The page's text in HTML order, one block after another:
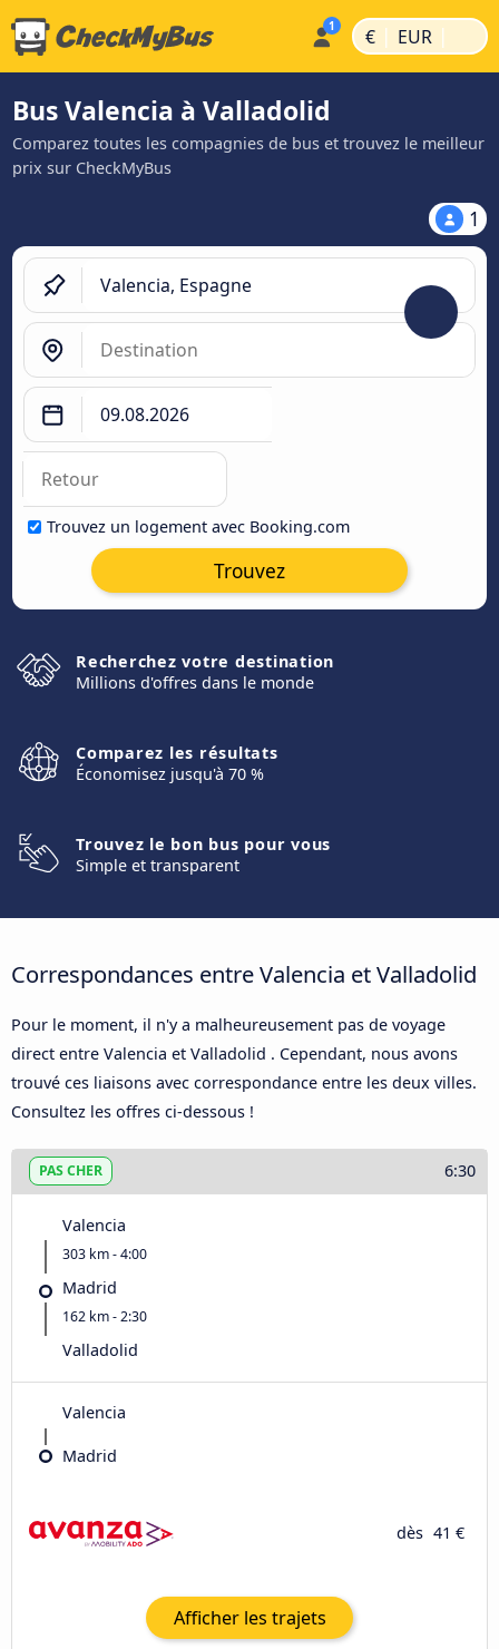
€ | EUR |
Bus Valencia à Valladolid
Comparez toutes les compagnies de bus et trouvez le meilleur
prix sur CheckMyBus
1
Trouvez un logement avec Booking.com
Trouvez
Recherchez votre destination
Millions d'offres dans le monde
Comparez les résultats
Économisez jusqu'à 70 %
Trouvez le bon bus pour vous
Simple et transparent
Correspondances entre Valencia et Valladolid
Pour le moment, il n'y a malheureusement pas de voyage
direct entre Valencia et Valladolid . Cependant, nous avons
trouvé ces liaisons avec correspondance entre les deux villes.
Consultez les offres ci-dessous !
PAS CHER 6:30
Valencia
303 km - 4:00
Madrid
162 km - 2:30
Valladolid
Valencia
Madrid
dès 41 €
Afficher les trajets